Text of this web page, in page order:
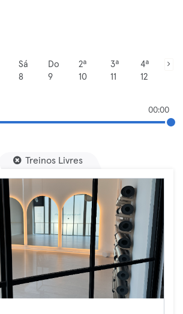
Sá
8
Do
9
2ª
10
3ª
11
4ª
12
00:00
Treinos Livres